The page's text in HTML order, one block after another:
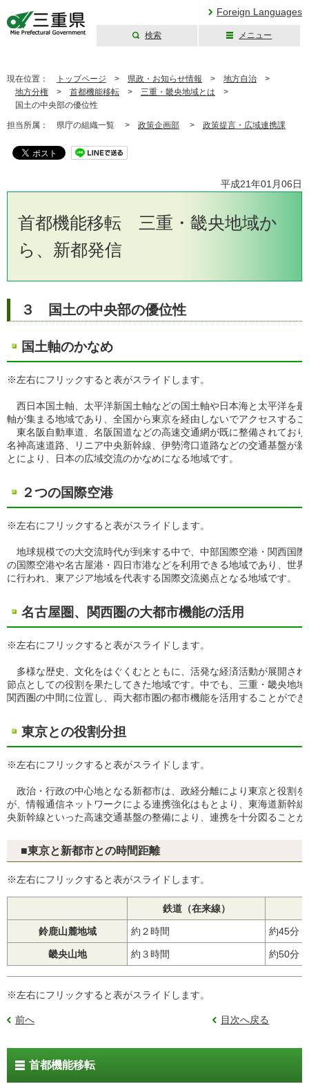
Foreign Languages
検索 メニュー
現在位置： トップページ > 県政・お知らせ情報 > 地方自治 >
地方分権 > 首都機能移転 > 三重・畿央地域とは >
国土の中央部の優位性
担当所属： 県庁の組織一覧 > 政策企画部 > 政策提言・広域連携課
平成21年01月06日
首都機能移転 三重・畿央地域か
ら、新都発信
３ 国土の中央部の優位性
国土軸のかなめ
※左右にフリックすると表がスライドします。
西日本国土軸、太平洋新国土軸などの国土軸や日本海と太平洋を最
軸が集まる地域であり、全国から東京を経由しないでアクセスする
東名阪自動車道、名阪国道などの高速交通網が既に整備されており
名神高速道路、リニア中央新幹線、伊勢湾口道路などの交通基盤が
とにより、日本の広域交流のかなめになる地域です。
２つの国際空港
※左右にフリックすると表がスライドします。
地球規模での大交流時代が到来する中で、中部国際空港・関西国際
の国際空港や名古屋港・四日市港などを利用できる地域であり、世
に行われ、東アジア地域を代表する国際交流拠点となる地域です。
名古屋圏、関西圏の大都市機能の活用
※左右にフリックすると表がスライドします。
多様な歴史、文化をはぐくむとともに、活発な経済活動が展開され
節点としての役割を果たしてきた地域です。中でも、三重・畿央地
関西圏の中間に位置し、両大都市圏の都市機能を活用することがで
東京との役割分担
※左右にフリックすると表がスライドします。
政治・行政の中心地となる新都市は、政経分離により東京と役割を
が、情報通信ネットワークによる連携強化はもとより、東海道新幹
央新幹線といった高速交通基盤の整備により、連携を十分図ることが
■東京と新都市との時間距離
※左右にフリックすると表がスライドします。
鉄道（在来線）
鈴鹿山麓地域 約２時間 約45分
畿央山地 約３時間 約50分
※左右にフリックすると表がスライドします。
前へ 目次へ戻る
首都機能移転